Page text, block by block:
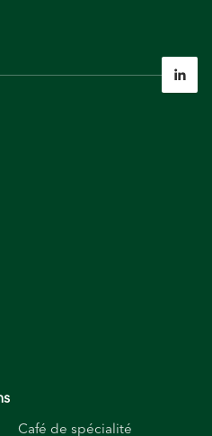

Café de spécialité